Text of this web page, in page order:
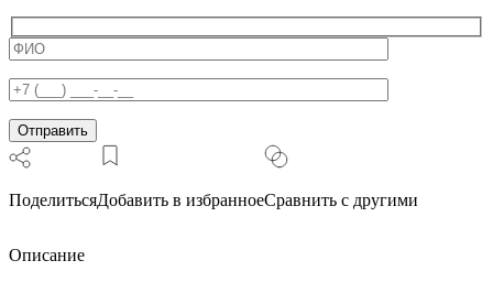
мл
ПоделитьсяДобавить в избранноеСравнить с другими
Описание